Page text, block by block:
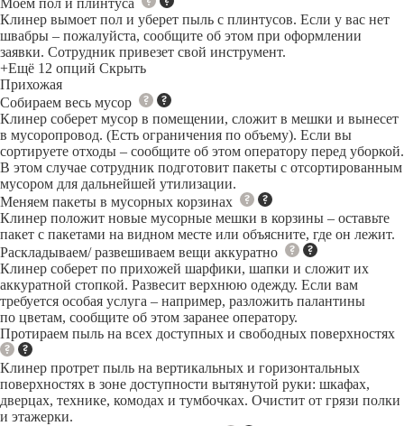
Моем пол и плинтуса
Клинер вымоет пол и уберет пыль с плинтусов. Если у вас нет
швабры – пожалуйста, сообщите об этом при оформлении
заявки. Сотрудник привезет свой инструмент.
+Ещё 12 опций Скрыть
Прихожая
Собираем весь мусор
Клинер соберет мусор в помещении, сложит в мешки и вынесет
в мусоропровод. (Есть ограничения по объему). Если вы
сортируете отходы – сообщите об этом оператору перед уборкой.
В этом случае сотрудник подготовит пакеты с отсортированным
мусором для дальнейшей утилизации.
Меняем пакеты в мусорных корзинах
Клинер положит новые мусорные мешки в корзины – оставьте
пакет с пакетами на видном месте или объясните, где он лежит.
Раскладываем/ развешиваем вещи аккуратно
Клинер соберет по прихожей шарфики, шапки и сложит их
аккуратной стопкой. Развесит верхнюю одежду. Если вам
требуется особая услуга – например, разложить палантины
по цветам, сообщите об этом заранее оператору.
Протираем пыль на всех доступных и свободных поверхностях
Клинер протрет пыль на вертикальных и горизонтальных
поверхностях в зоне доступности вытянутой руки: шкафах,
дверцах, технике, комодах и тумбочках. Очистит от грязи полки
и этажерки.